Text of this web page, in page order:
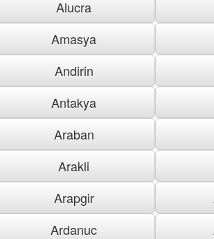
Alucra
Amasya
Andirin
Antakya
Araban
Arakli
Arapgir
Ardanuc